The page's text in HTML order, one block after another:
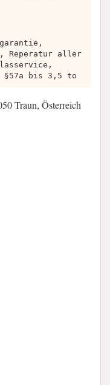
Reperatur aller
§57a bis 3,5 to
Traun, Österreich